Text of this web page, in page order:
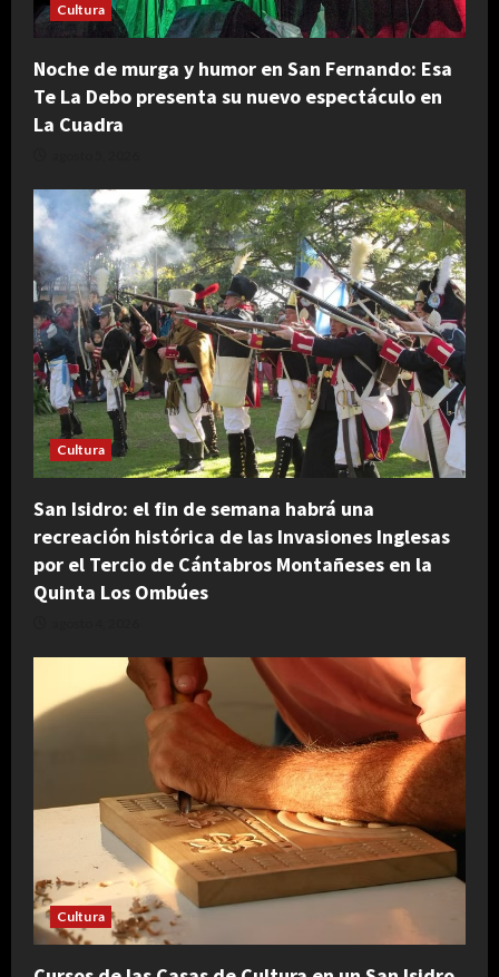
Cultura
Noche de murga y humor en San Fernando: Esa
Te La Debo presenta su nuevo espectáculo en
La Cuadra
Cultura
San Isidro: el fin de semana habrá una
recreación histórica de las Invasiones Inglesas
por el Tercio de Cántabros Montañeses en la
Quinta Los Ombúes
Cultura